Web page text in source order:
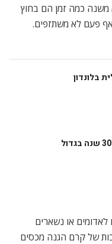
משנה כמה זמן הם בחוץ
בלונדון
או נשארים
של קרם הגנה מכסים